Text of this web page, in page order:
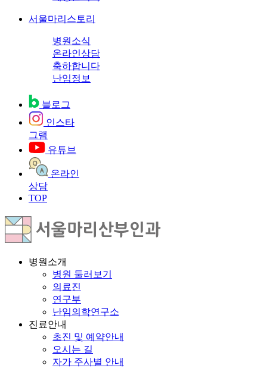
서울마리스토리
병원소식
온라인상담
축하합니다
난임정보
블로그
인스타
그램
유튜브
온라인
상담
TOP
병원소개
병원 둘러보기
의료진
연구부
난임의학연구소
진료안내
초진 및 예약안내
오시는 길
자가 주사별 안내